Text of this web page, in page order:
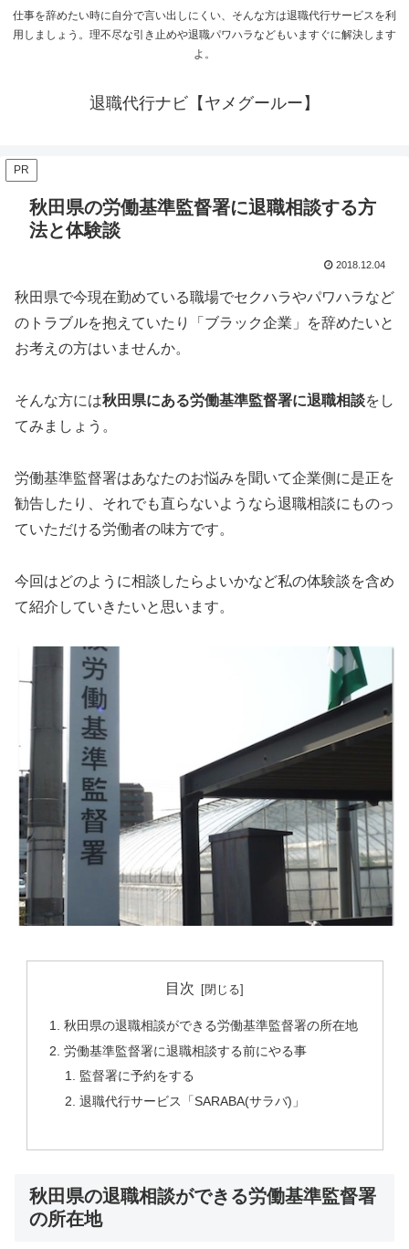
仕事を辞めたい時に自分で言い出しにくい、そんな方は退職代行サービスを利
用しましょう。理不尽な引き止めや退職パワハラなどもいますぐに解決します
よ。
退職代行ナビ【ヤメグールー】
PR
秋田県の労働基準監督署に退職相談する方
法と体験談
2018.12.04
秋田県で今現在勤めている職場でセクハラやパワハラなど
のトラブルを抱えていたり「ブラック企業」を辞めたいと
お考えの方はいませんか。
そんな方には秋田県にある労働基準監督署に退職相談をし
てみましょう。
労働基準監督署はあなたのお悩みを聞いて企業側に是正を
勧告したり、それでも直らないようなら退職相談にものっ
ていただける労働者の味方です。
今回はどのように相談したらよいかなど私の体験談を含め
て紹介していきたいと思います。
目次
秋田県の退職相談ができる労働基準監督署の所在地
労働基準監督署に退職相談する前にやる事
監督署に予約をする
退職代行サービス「SARABA(サラバ)」
秋田県の退職相談ができる労働基準監督署
の所在地